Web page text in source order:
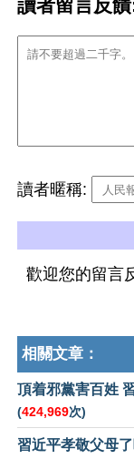
讀者留言反饋
讀者暱稱:
歡迎您的留言
相關文章：
頂着邪黨害百姓
(424,969次)
習近平孝敬父母